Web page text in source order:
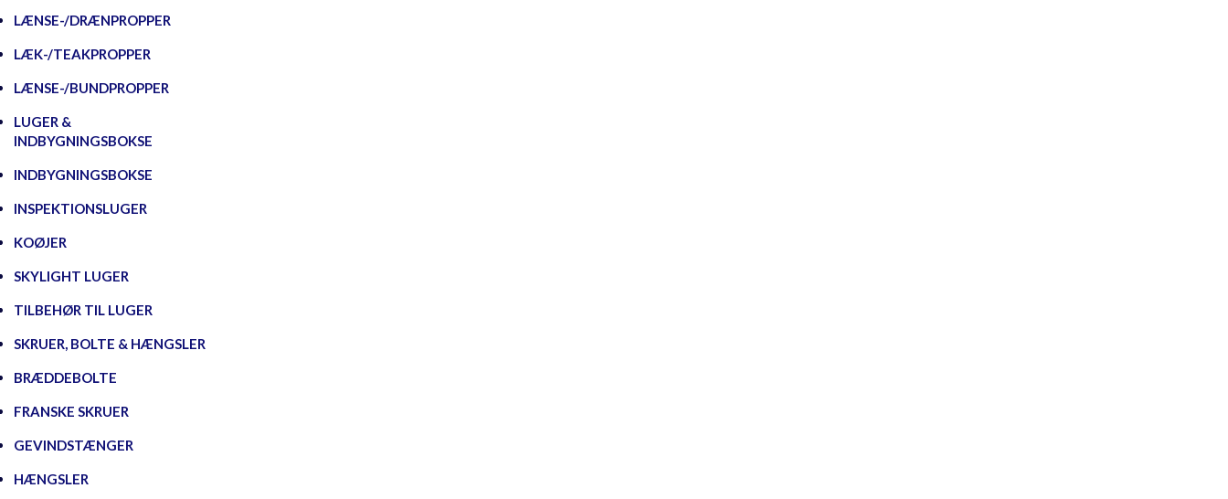
LÆNSE-/DRÆNPROPPER
LÆK-/TEAKPROPPER
LÆNSE-/BUNDPROPPER
LUGER &
INDBYGNINGSBOKSE
INDBYGNINGSBOKSE
INSPEKTIONSLUGER
KOØJER
SKYLIGHT LUGER
TILBEHØR TIL LUGER
SKRUER, BOLTE & HÆNGSLER
BRÆDDEBOLTE
FRANSKE SKRUER
GEVINDSTÆNGER
HÆNGSLER